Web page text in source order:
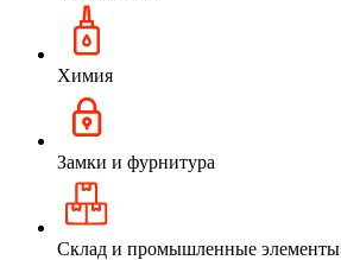
Химия
Замки и фурнитура
Склад и промышленные элементы